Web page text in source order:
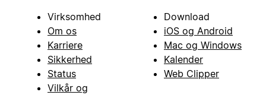
Virksomhed
Om os
Karriere
Sikkerhed
Status
Vilkår og
Download
iOS og Android
Mac og Windows
Kalender
Web Clipper